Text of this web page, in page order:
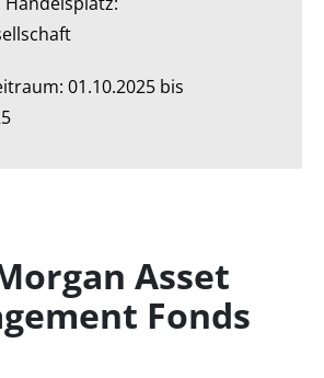
01.10.2025 bis
Asset
Fonds